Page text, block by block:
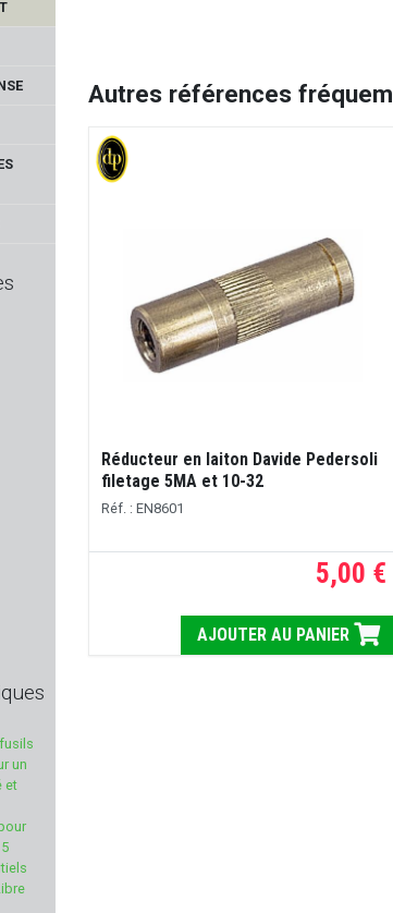
un
et
Autres références
Réducteur en laiton Davide Pedersoli
filetage 5MA et 10-32
Réf. : EN8601
5,00 €
AJOUTER AU PANIER